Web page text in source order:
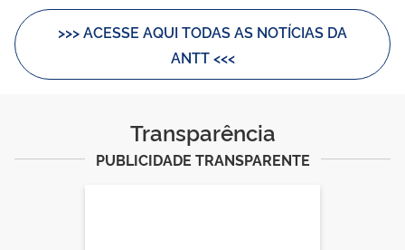
>>> ACESSE AQUI TODAS AS NOTÍCIAS DA
ANTT <<<
Transparência
PUBLICIDADE TRANSPARENTE